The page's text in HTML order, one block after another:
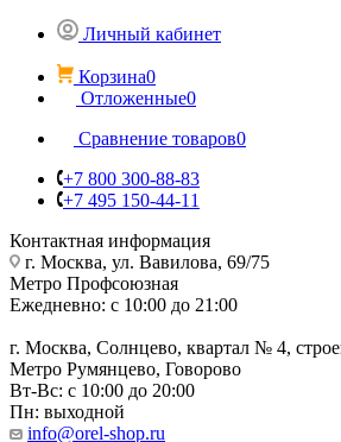
Личный кабинет
Корзина0
Отложенные0
Сравнение товаров0
+7 800 300-88-83
+7 495 150-44-11
Контактная информация
г. Москва, ул. Вавилова, 69/75
Метро Профсоюзная
Ежедневно: с 10:00 до 21:00
г. Москва, Солнцево, квартал № 4,
Метро Румянцево, Говорово
Вт-Вс: с 10:00 до 20:00
Пн: выходной
info@orel-shop.ru